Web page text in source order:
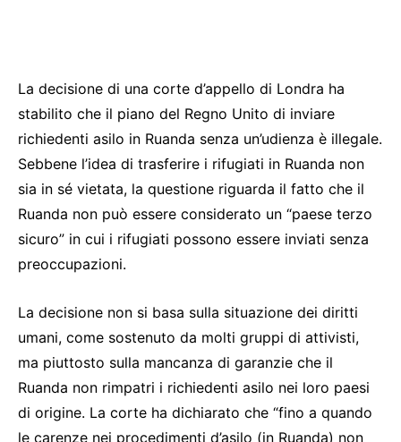
La decisione di una corte d’appello di Londra ha
stabilito che il piano del Regno Unito di inviare
richiedenti asilo in Ruanda senza un’udienza è illegale.
Sebbene l’idea di trasferire i rifugiati in Ruanda non
sia in sé vietata, la questione riguarda il fatto che il
Ruanda non può essere considerato un “paese terzo
sicuro” in cui i rifugiati possono essere inviati senza
preoccupazioni.
La decisione non si basa sulla situazione dei diritti
umani, come sostenuto da molti gruppi di attivisti,
ma piuttosto sulla mancanza di garanzie che il
Ruanda non rimpatri i richiedenti asilo nei loro paesi
di origine. La corte ha dichiarato che “fino a quando
le carenze nei procedimenti d’asilo (in Ruanda) non